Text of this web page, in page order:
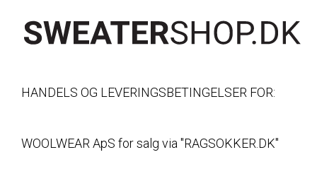
HANDELS OG LEVERINGSBETINGELSER FOR:
WOOLWEAR ApS for salg via "RAGSOKKER.DK"